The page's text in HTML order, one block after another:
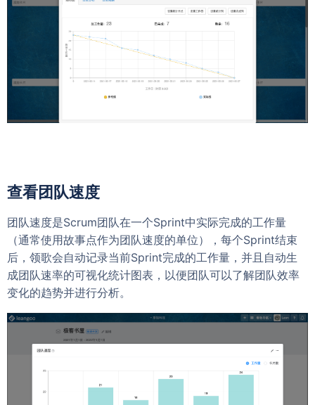
查看团队速度
团队速度是Scrum团队在一个Sprint中实际完成的工作量
（通常使用故事点作为团队速度的单位），每个Sprint结束
后，领歌会自动记录当前Sprint完成的工作量，并且自动生
成团队速率的可视化统计图表，以便团队可以了解团队效率
变化的趋势并进行分析。